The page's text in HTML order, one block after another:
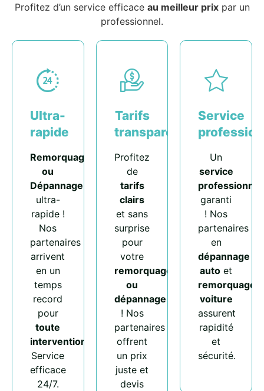
Profitez d’un service efficace au meilleur prixpar un
professionnel.
Ultra-
rapide
Remorquage
ou
Dépannage
ultra-
rapide !
Nos
partenaires
arrivent
en un
temps
record
pour
toute
intervention
Service
efficace
24/7.
Tarifs
transparents
Profitez
de
tarifs
clairs
et sans
surprise
pour
votre
remorquage
ou
dépannage
! Nos
partenaires
offrent
un prix
juste et
devis
Service
Un
service
professionnel
garanti
! Nos
partenaires
en
dépannage
auto et
remorquage
voiture
assurent
rapidité
et
sécurité.